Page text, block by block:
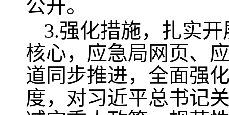
公开。
3.强化措施，扎实
核心，应急局网页、
道同步推进，全面强
度，对习近平总书记